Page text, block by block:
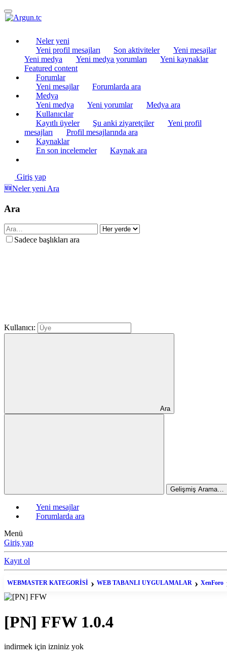
Neler yeni
Yeni profil mesajları
Son aktiviteler
Yeni mesajlar
Yeni medya
Yeni medya yorumları
Yeni kaynaklar
Featured content
Forumlar
Yeni mesajlar
Forumlarda ara
Medya
Yeni medya
Yeni yorumlar
Medya ara
Kullanıcılar
Kayıtlı üyeler
Şu anki ziyaretçiler
Yeni profil
mesajları
Profil mesajlarında ara
Kaynaklar
En son incelemeler
Kaynak ara
Giriş yap
🆕Neler yeni Ara
Ara
Sadece başlıkları ara
Kullanıcı:
Ara
Gelişmiş Arama…
Yeni mesajlar
Forumlarda ara
Menü
Giriş yap
Kayıt ol
WEBMASTER KATEGORİSİ WEB TABANLI UYGULAMALAR XenForo
[PN] FFW 1.0.4
indirmek için izniniz yok